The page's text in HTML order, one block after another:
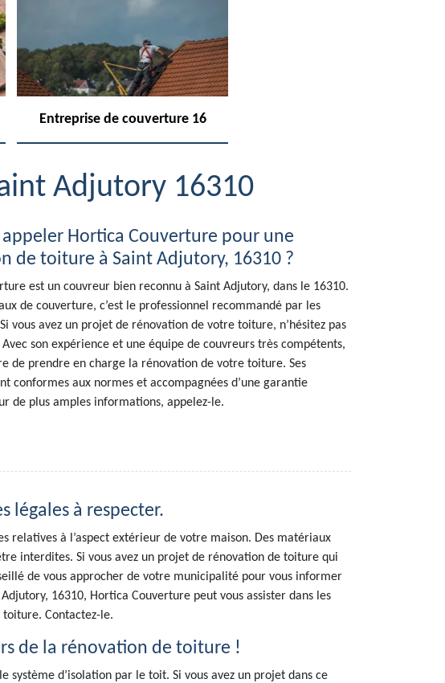
Entreprise de couverture 16
Adjutory 16310
Hortica Couverture pour une
de toiture à Saint Adjutory, 16310 ?
est un couvreur bien reconnu à Saint Adjutory, dans le 16310.
de couverture, c’est le professionnel recommandé par les
vous avez un projet de rénovation de votre toiture, n’hésitez pas
son expérience et une équipe de couvreurs très compétents,
de prendre en charge la rénovation de votre toiture. Ses
conformes aux normes et accompagnées d’une garantie
de plus amples informations, appelez-le.
légales à respecter.
relatives à l’aspect extérieur de votre maison. Des matériaux
interdites. Si vous avez un projet de rénovation de toiture qui
de vous approcher de votre municipalité pour vous informer
16310, Hortica Couverture peut vous assister dans les
Contactez-le.
de la rénovation de toiture !
d’isolation par le toit. Si vous avez un projet dans ce